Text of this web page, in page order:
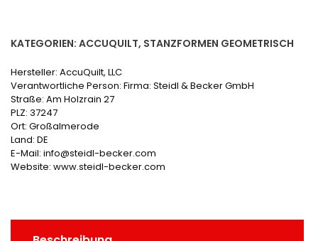
KATEGORIEN: ACCUQUILT, STANZFORMEN GEOMETRISCH
Hersteller: AccuQuilt, LLC
Verantwortliche Person: Firma: Steidl & Becker GmbH
Straße: Am Holzrain 27
PLZ: 37247
Ort: Großalmerode
Land: DE
E-Mail: info@steidl-becker.com
Website: www.steidl-becker.com